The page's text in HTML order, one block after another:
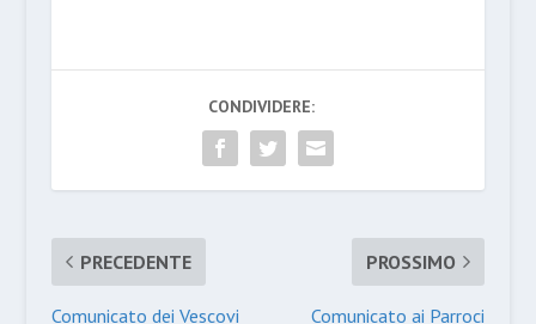
CONDIVIDERE:
PRECEDENTE
Comunicato dei Vescovi
PROSSIMO
Comunicato ai Parroci